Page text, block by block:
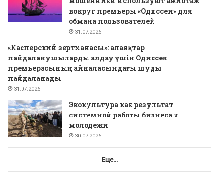
вокруг премьеры «Одиссеи» для
обмана пользователей
31.07.2026
«Касперский зертханасы»: алаяқтар
пайдаланушыларды алдау үшін Одиссея
премьерасының айналасындағы шуды
пайдаланады
31.07.2026
Экокультура как результат
системной работы бизнеса и
молодежи
30.07.2026
Еще...